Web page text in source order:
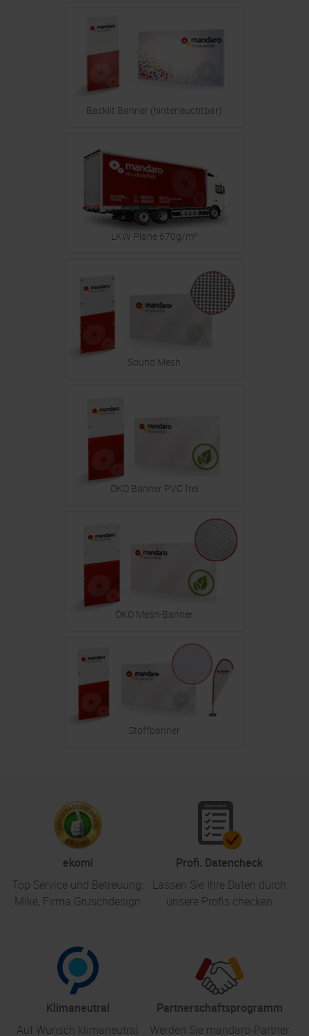
Backlit Banner (hinterleuchtbar)
LKW Plane 670g/m²
Sound Mesh
ÖKO Banner PVC frei
ÖKO Mesh-Banner
Stoffbanner
ekomi
Top Service und Betreuung;
Mike, Firma Gruschdesign
Profi. Datencheck
Lassen Sie Ihre Daten durch
unsere Profis checken
Klimaneutral
Auf Wunsch klimaneutral
Partnerschaftsprogramm
Werden Sie mandaro-Partner